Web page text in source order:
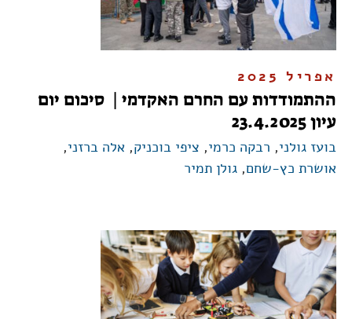
אפריל 2025
ההתמודדות עם החרם האקדמי | סיכום יום
עיון 23.4.2025
בועז גולני, רבקה כרמי, ציפי בוכניק, אלה ברזני,
אושרת כץ-שחם, גולן תמיר